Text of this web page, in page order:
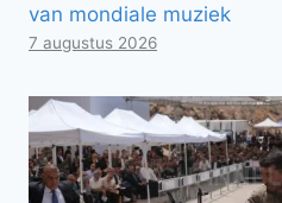
van mondiale muziek
7 augustus 2026